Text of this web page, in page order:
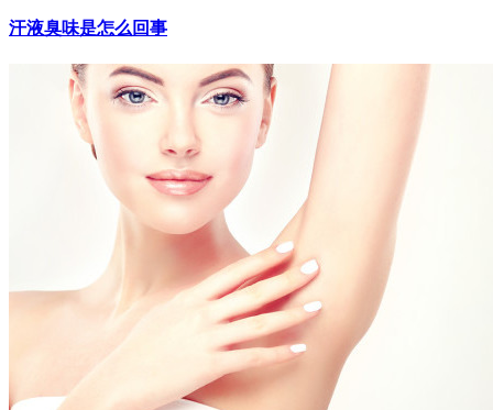
汗液臭味是怎么回事